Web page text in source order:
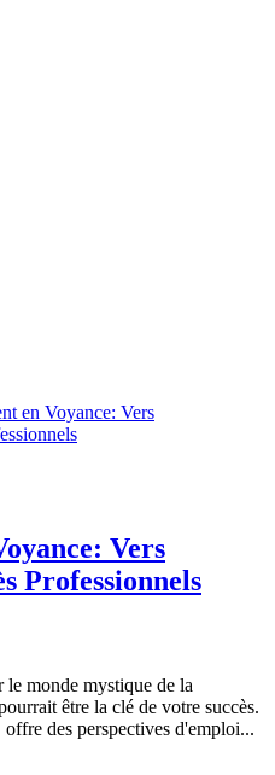
Vers
Professionnels
le monde mystique de la
être la clé de votre succès.
des perspectives d'emploi...